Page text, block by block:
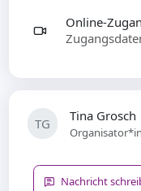
TG Tina Grosch
Organisator*in
Nachricht
Online-